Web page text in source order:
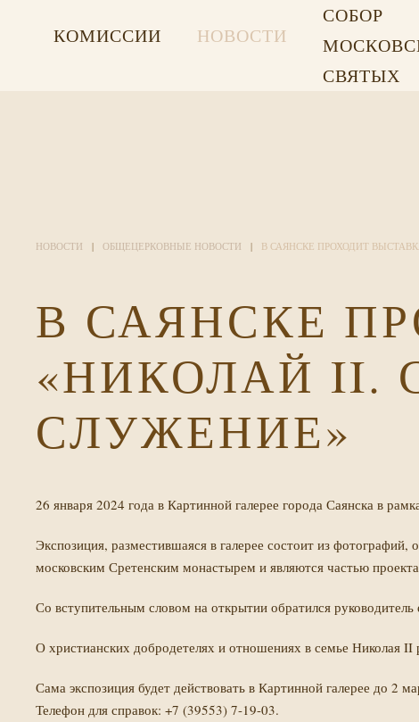
КОМИССИИ НОВОСТИ
СОБОР
СВЯТЫХ
НОВОСТИ ОБЩЕЦЕРКОВНЫЕ НОВОСТИ В САЯНСКЕ ПРОХОДИТ
В САЯНСКЕ
«НИКОЛАЙ II.
СЛУЖЕНИЕ»
26 января 2024 года в Картинной галерее города Саянска в
Экспозиция, разместившаяся в галерее состоит из
московским Сретенским монастырем и являются частью
Со вступительным словом на открытии обратился
О христианских добродетелях и отношениях в семье Николая
Сама экспозиция будет действовать в Картинной галерее до 2
Телефон для справок: +7 (39553) 7-19-03.